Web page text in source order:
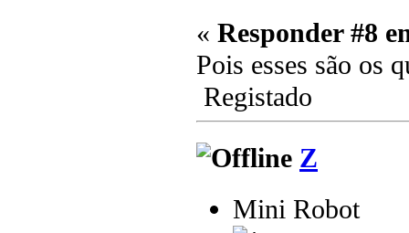
« Responder #8
Pois esses são os
Registado
Z
Mini Robot